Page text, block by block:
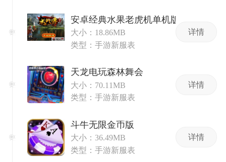
安卓经典水果老虎机单机版免费
大小：18.86MB
类型：手游新服表
详情
天龙电玩森林舞会
大小：70.11MB
类型：手游新服表
详情
斗牛无限金币版
大小：36.49MB
类型：手游新服表
详情